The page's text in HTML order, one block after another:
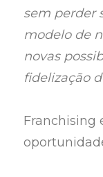
sem perder
modelo de
novas
fidelização
Franchising